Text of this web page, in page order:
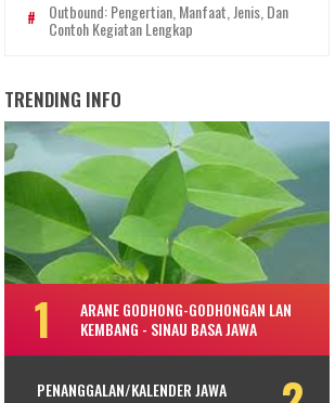
Outbound: Pengertian, Manfaat, Jenis, Dan
Contoh Kegiatan Lengkap
TRENDING INFO
ARANE GODHONG-GODHONGAN LAN
KEMBANG - SINAU BASA JAWA
PENANGGALAN/KALENDER JAWA